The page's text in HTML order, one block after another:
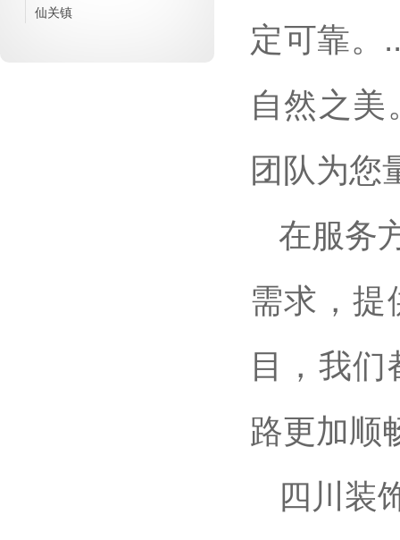
仙关镇
定可靠。
自然之
团队为您
在服务
需求，提
目，我
路更加顺
四川装